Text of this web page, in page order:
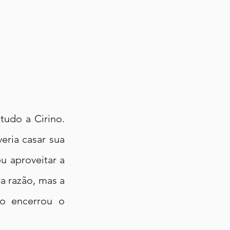
a Cirino.
casar sua
aproveitar a
razão, mas a
encerrou o